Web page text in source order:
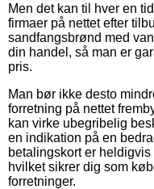
Men det kan til hver en
firmaer på nettet efter
sandfangsbrønd med
din handel, så man er
pris.
Man bør ikke desto
forretning på nettet
kan virke ubegribelig
en indikation på en
betalingskort er
hvilket sikrer dig som
forretninger.